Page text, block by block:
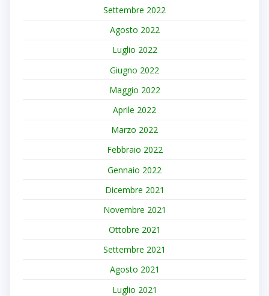
Settembre 2022
Agosto 2022
Luglio 2022
Giugno 2022
Maggio 2022
Aprile 2022
Marzo 2022
Febbraio 2022
Gennaio 2022
Dicembre 2021
Novembre 2021
Ottobre 2021
Settembre 2021
Agosto 2021
Luglio 2021